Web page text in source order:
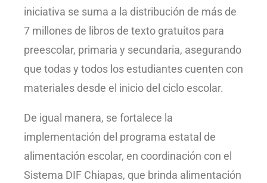
iniciativa se suma a la distribución de más de
7 millones de libros de texto gratuitos para
preescolar, primaria y secundaria, asegurando
que todas y todos los estudiantes cuenten con
materiales desde el inicio del ciclo escolar.
De igual manera, se fortalece la
implementación del programa estatal de
alimentación escolar, en coordinación con el
Sistema DIF Chiapas, que brinda alimentación